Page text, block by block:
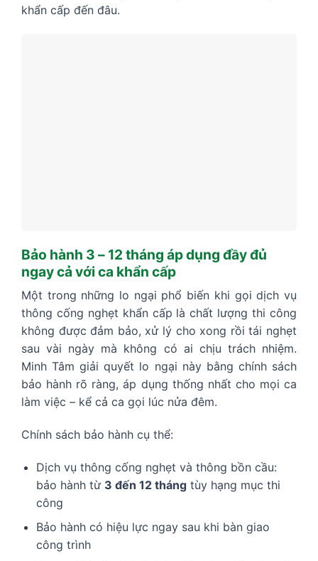
khẩn cấp đến đâu.
Bảo hành 3 – 12 tháng áp dụng đầy đủ
ngay cả với ca khẩn cấp
Một trong những lo ngại phổ biến khi gọi dịch vụ
thông cống nghẹt khẩn cấp là chất lượng thi công
không được đảm bảo, xử lý cho xong rồi tái nghẹt
sau vài ngày mà không có ai chịu trách nhiệm.
Minh Tâm giải quyết lo ngại này bằng chính sách
bảo hành rõ ràng, áp dụng thống nhất cho mọi ca
làm việc – kể cả ca gọi lúc nửa đêm.
Chính sách bảo hành cụ thể:
Dịch vụ thông cống nghẹt và thông bồn cầu:
bảo hành từ 3 đến 12 thángtùy hạng mục thi
công
Bảo hành có hiệu lực ngay sau khi bàn giao
công trình